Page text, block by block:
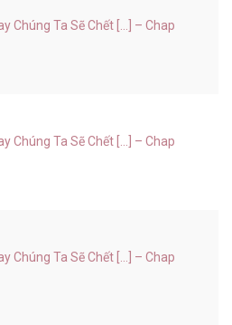
Chúng Ta Sẽ Chết [...] – Chap
Chúng Ta Sẽ Chết [...] – Chap
Chúng Ta Sẽ Chết [...] – Chap